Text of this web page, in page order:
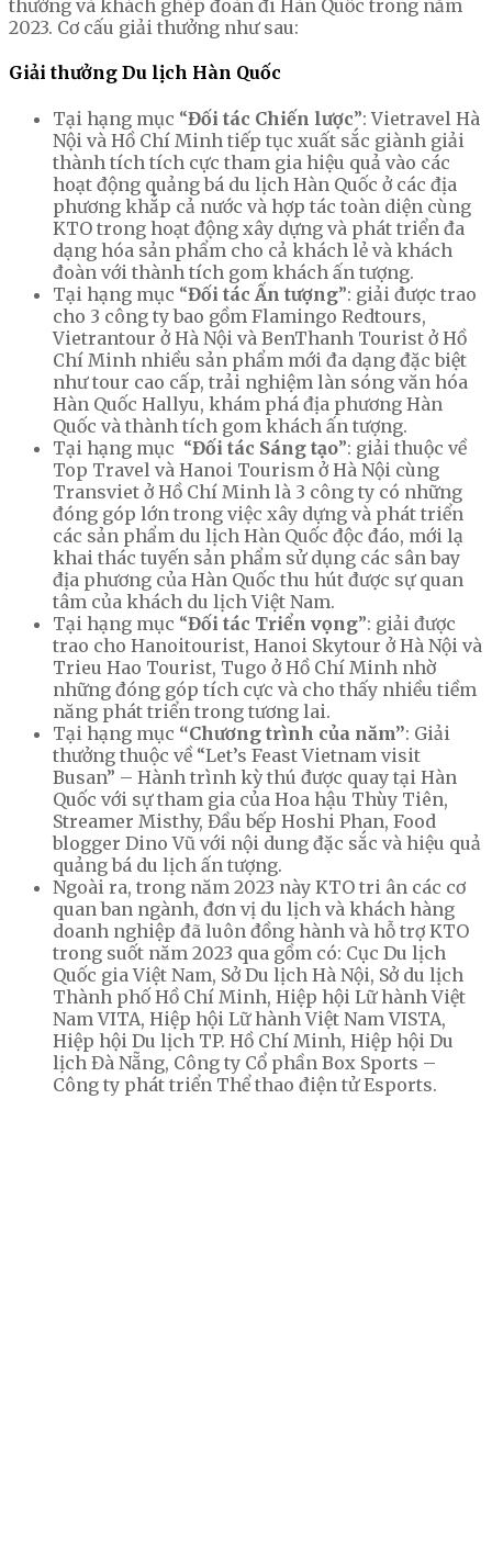
thưởng và khách ghép đoàn đi Hàn Quốc trong năm
2023. Cơ cấu giải thưởng như sau:
Giải thưởng Du lịch Hàn Quốc
Tại hạng mục “Đối tác Chiến lược”: Vietravel Hà
Nội và Hồ Chí Minh tiếp tục xuất sắc giành giải
thành tích tích cực tham gia hiệu quả vào các
hoạt động quảng bá du lịch Hàn Quốc ở các địa
phương khắp cả nước và hợp tác toàn diện cùng
KTO trong hoạt động xây dựng và phát triển đa
dạng hóa sản phẩm cho cả khách lẻ và khách
đoàn với thành tích gom khách ấn tượng.
Tại hạng mục “Đối tác Ấn tượng”: giải được trao
cho 3 công ty bao gồm Flamingo Redtours,
Vietrantour ở Hà Nội và BenThanh Tourist ở Hồ
Chí Minh nhiều sản phẩm mới đa dạng đặc biệt
như tour cao cấp, trải nghiệm làn sóng văn hóa
Hàn Quốc Hallyu, khám phá địa phương Hàn
Quốc và thành tích gom khách ấn tượng.
Tại hạng mục “Đối tác Sáng tạo”: giải thuộc về
Top Travel và Hanoi Tourism ở Hà Nội cùng
Transviet ở Hồ Chí Minh là 3 công ty có những
đóng góp lớn trong việc xây dựng và phát triển
các sản phẩm du lịch Hàn Quốc độc đáo, mới lạ
khai thác tuyến sản phẩm sử dụng các sân bay
địa phương của Hàn Quốc thu hút được sự quan
tâm của khách du lịch Việt Nam.
Tại hạng mục “Đối tác Triển vọng”: giải được
trao cho Hanoitourist, Hanoi Skytour ở Hà Nội và
Trieu Hao Tourist, Tugo ở Hồ Chí Minh nhờ
những đóng góp tích cực và cho thấy nhiều tiềm
năng phát triển trong tương lai.
Tại hạng mục “Chương trình của năm”: Giải
thưởng thuộc về “Let’s Feast Vietnam visit
Busan” – Hành trình kỳ thú được quay tại Hàn
Quốc với sự tham gia của Hoa hậu Thùy Tiên,
Streamer Misthy, Đầu bếp Hoshi Phan, Food
blogger Dino Vũ với nội dung đặc sắc và hiệu quả
quảng bá du lịch ấn tượng.
Ngoài ra, trong năm 2023 này KTO tri ân các cơ
quan ban ngành, đơn vị du lịch và khách hàng
doanh nghiệp đã luôn đồng hành và hỗ trợ KTO
trong suốt năm 2023 qua gồm có: Cục Du lịch
Quốc gia Việt Nam, Sở Du lịch Hà Nội, Sở du lịch
Thành phố Hồ Chí Minh, Hiệp hội Lữ hành Việt
Nam VITA, Hiệp hội Lữ hành Việt Nam VISTA,
Hiệp hội Du lịch TP. Hồ Chí Minh, Hiệp hội Du
lịch Đà Nẵng, Công ty Cổ phần Box Sports –
Công ty phát triển Thể thao điện tử Esports.